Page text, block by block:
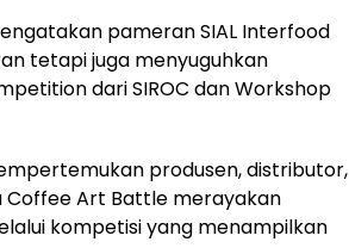
pameran SIAL Interfood
tetapi juga menyuguhkan
dari SIROC dan Workshop
produsen, distributor,
Coffee Art Battle merayakan
kompetisi yang menampilkan